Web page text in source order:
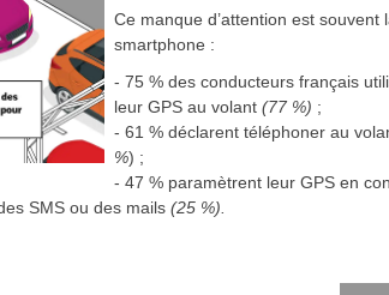
Ce manque d’attention est souvent
smartphone :
- 75 % des conducteurs français
leur GPS au volant (77 %) ;
- 61 % déclarent téléphoner au
%) ;
- 47 % paramètrent leur GPS en
SMS ou des mails (25 %).